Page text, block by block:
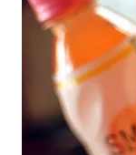
उद्धरण
की
विनती